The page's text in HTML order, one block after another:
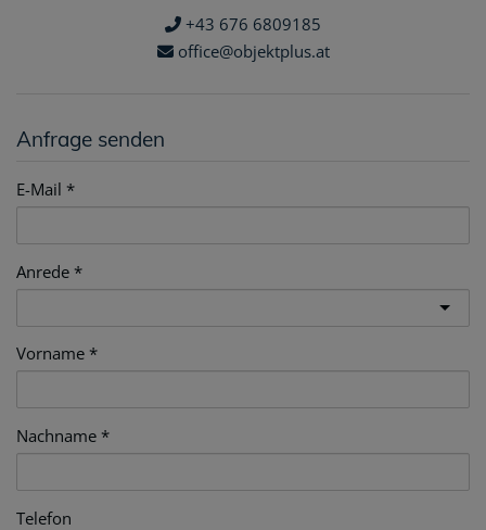
+43 676 6809185
office@objektplus.at
Anfrage senden
E-Mail
Anrede
Vorname
Nachname
Telefon